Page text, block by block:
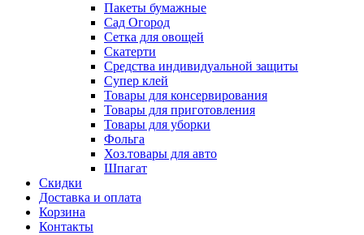
Пакеты бумажные
Сад Огород
Сетка для овощей
Скатерти
Средства индивидуальной защиты
Супер клей
Товары для консервирования
Товары для приготовления
Товары для уборки
Фольга
Хоз.товары для авто
Шпагат
Скидки
Доставка и оплата
Корзина
Контакты